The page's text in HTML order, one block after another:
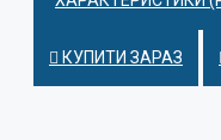
КУПИТИ ЗАРАЗ